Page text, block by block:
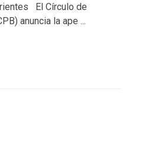
El Círculo de
anuncia la ape ...